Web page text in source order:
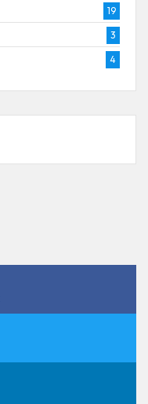
19
3
4